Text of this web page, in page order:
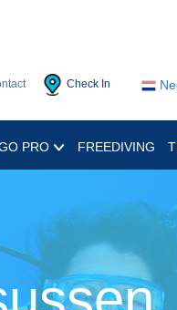
Check In
PRO FREEDIVING